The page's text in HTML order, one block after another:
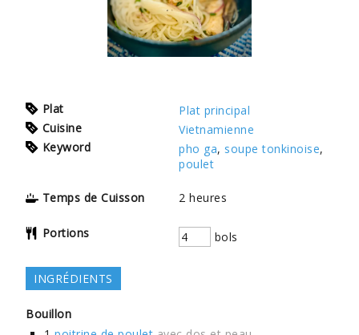
Plat
Plat principal
Cuisine
Vietnamienne
Keyword
pho ga, soupe tonkinoise,
poulet
Temps de Cuisson 2 heures
Portions bols
INGRÉDIENTS
Bouillon